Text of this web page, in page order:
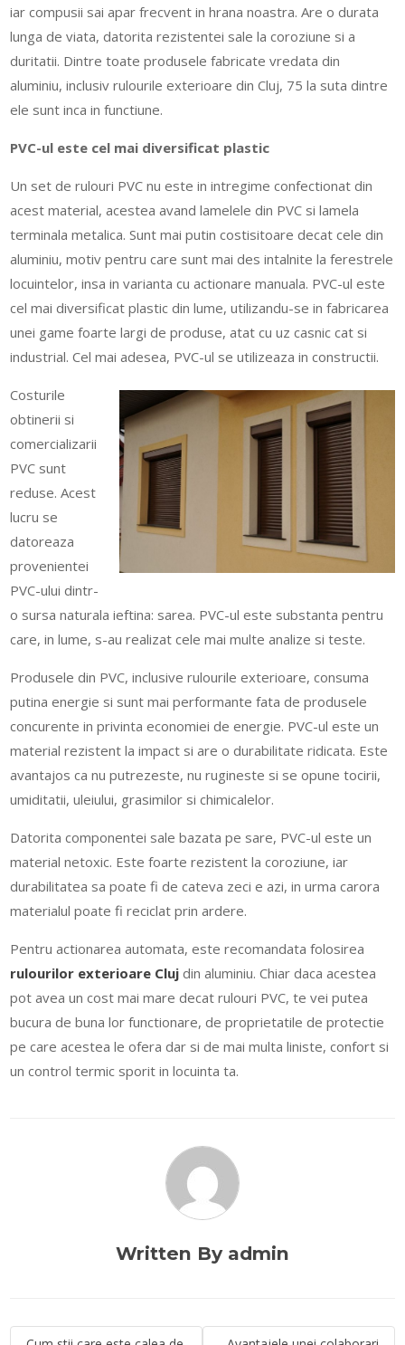
iar compusii sai apar frecvent in hrana noastra. Are o durata
lunga de viata, datorita rezistentei sale la coroziune si a
duritatii. Dintre toate produsele fabricate vredata din
aluminiu, inclusiv rulourile exterioare din Cluj, 75 la suta dintre
ele sunt inca in functiune.
PVC-ul este cel mai diversificat plastic
Un set de rulouri PVC nu este in intregime confectionat din
acest material, acestea avand lamelele din PVC si lamela
terminala metalica. Sunt mai putin costisitoare decat cele din
aluminiu, motiv pentru care sunt mai des intalnite la ferestrele
locuintelor, insa in varianta cu actionare manuala. PVC-ul este
cel mai diversificat plastic din lume, utilizandu-se in fabricarea
unei game foarte largi de produse, atat cu uz casnic cat si
industrial. Cel mai adesea, PVC-ul se utilizeaza in constructii.
Costurile
obtinerii si
comercializarii
PVC sunt
reduse. Acest
lucru se
datoreaza
provenientei
PVC-ului dintr-
o sursa naturala ieftina: sarea. PVC-ul este substanta pentru
care, in lume, s-au realizat cele mai multe analize si teste.
Produsele din PVC, inclusive rulourile exterioare, consuma
putina energie si sunt mai performante fata de produsele
concurente in privinta economiei de energie. PVC-ul este un
material rezistent la impact si are o durabilitate ridicata. Este
avantajos ca nu putrezeste, nu rugineste si se opune tocirii,
umiditatii, uleiului, grasimilor si chimicalelor.
Datorita componentei sale bazata pe sare, PVC-ul este un
material netoxic. Este foarte rezistent la coroziune, iar
durabilitatea sa poate fi de cateva zeci e azi, in urma carora
materialul poate fi reciclat prin ardere.
Pentru actionarea automata, este recomandata folosirea
rulourilor exterioare Cluj din aluminiu. Chiar daca acestea
pot avea un cost mai mare decat rulouri PVC, te vei putea
bucura de buna lor functionare, de proprietatile de protectie
pe care acestea le ofera dar si de mai multa liniste, confort si
un control termic sporit in locuinta ta.
Written By admin
Navigare